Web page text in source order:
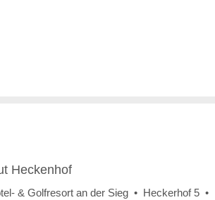
Heckenhof
& Golfresort an der Sieg • Heckerhof 5 •